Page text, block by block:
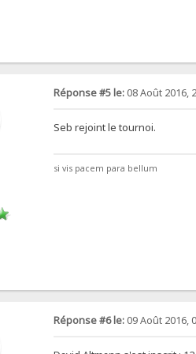
Réponse #5 le:08 Août 2016,
Seb rejoint le tournoi.
si vis pacem para bellum
Réponse #6 le:09 Août 2016,